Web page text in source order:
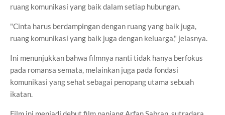
ruang komunikasi yang baik dalam setiap hubungan.
"Cinta harus berdampingan dengan ruang yang baik juga,
ruang komunikasi yang baik juga dengan keluarga," jelasnya.
Ini menunjukkan bahwa filmnya nanti tidak hanya berfokus
pada romansa semata, melainkan juga pada fondasi
komunikasi yang sehat sebagai penopang utama sebuah
ikatan.